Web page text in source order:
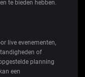
te bieden hebben.
live evenementen,
of
planning
een